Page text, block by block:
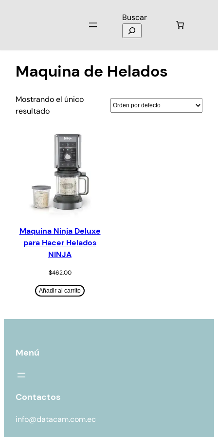
Buscar
Maquina de Helados
Mostrando el único
resultado
Maquina Ninja Deluxe
para Hacer Helados
NINJA
$462,00
Añadir al carrito
Menú
Contactos
info@datacam.com.ec